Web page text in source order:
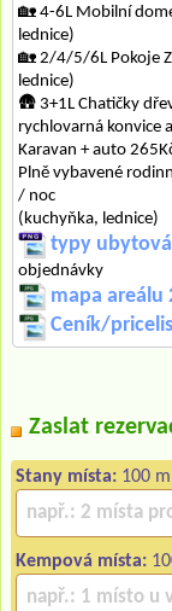
🏡 4-6L Mobilní
lednice)
🏡 2/4/5/6L Pokoje
lednice)
🛖 3+1L Chatičky
rychlovarná konvice
Karavan + auto
Plně vybavené
/ noc
(kuchyňka, lednice)
typy
objednávky
mapa areálu
Ceník/
Zaslat
Stany místa: 100
Kempová místa: